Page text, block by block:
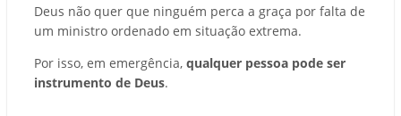
Deus não quer que ninguém perca a graça por falta de
um ministro ordenado em situação extrema.
Por isso, em emergência, qualquer pessoa pode ser
instrumento de Deus.